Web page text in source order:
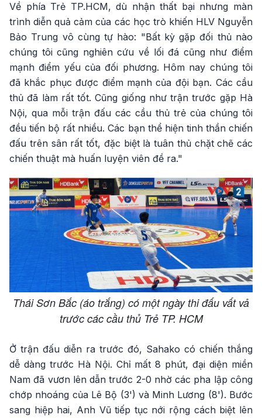
Về phía Trẻ TP.HCM, dù nhận thất bại nhưng màn
trình diễn quả cảm của các học trò khiến HLV Nguyễn
Bảo Trung vô cùng tự hào: "Bất kỳ gặp đối thủ nào
chúng tôi cũng nghiên cứu về lối đá cũng như điểm
mạnh điểm yếu của đối phương. Hôm nay chúng tôi
đã khắc phục được điểm mạnh của đội bạn. Các cầu
thủ đã làm rất tốt. Cũng giống như trận trước gặp Hà
Nội, qua mỗi trận đấu các cầu thủ trẻ của chúng tôi
đều tiến bộ rất nhiều. Các bạn thể hiện tinh thần chiến
đấu trên sân rất tốt, đặc biệt là tuân thủ chặt chẽ các
chiến thuật mà huấn luyện viên đề ra."
Thái Sơn Bắc (áo trắng) có một ngày thi đấu vất vả
trước các cầu thủ Trẻ TP. HCM
Ở trận đấu diễn ra trước đó, Sahako có chiến thắng
dễ dàng trước Hà Nội. Chỉ mất 8 phút, đại diện miền
Nam đã vươn lên dẫn trước 2-0 nhờ các pha lập công
chớp nhoáng của Lê Bộ (3') và Minh Lương (8'). Bước
sang hiệp hai, Anh Vũ tiếp tục nới rộng cách biệt lên